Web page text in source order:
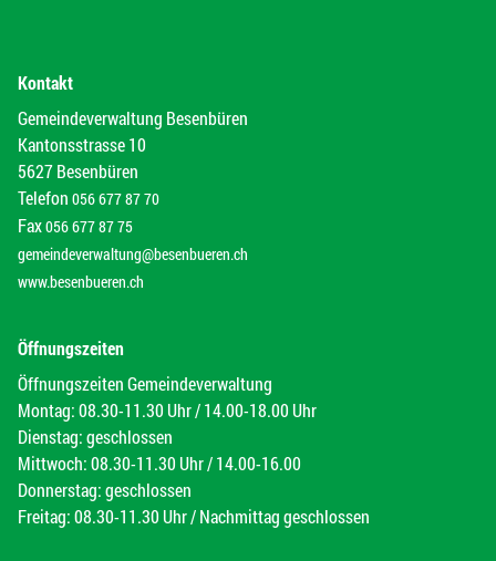
Kontakt
Gemeindeverwaltung Besenbüren
Kantonsstrasse 10
5627 Besenbüren
Telefon 056 677 87 70
Fax056 677 87 75
gemeindeverwaltung@besenbueren.ch
www.besenbueren.ch
Öffnungszeiten
Öffnungszeiten Gemeindeverwaltung
Montag: 08.30-11.30 Uhr / 14.00-18.00 Uhr
Dienstag: geschlossen
Mittwoch: 08.30-11.30 Uhr / 14.00-16.00
Donnerstag: geschlossen
Freitag: 08.30-11.30 Uhr / Nachmittag geschlossen